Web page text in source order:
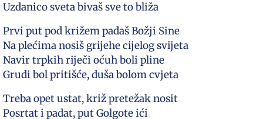
Uzdanico sveta bivaš sve to bliža
Prvi put pod križem padaš Božji Sine
Na plećima nosiš grijehe cijelog svijeta
Navir trpkih riječi oćuh boli pline
Grudi bol pritišće, duša bolom cvjeta
Treba opet ustat, križ pretežak nosit
Posrtat i padat, put Golgote ići